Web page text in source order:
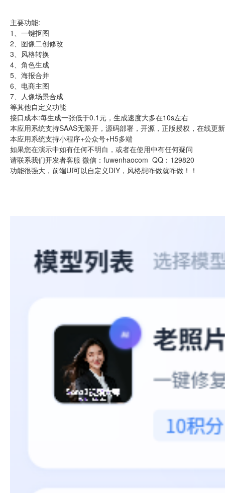
主要功能:
1、一键抠图
2、图像二创修改
3、风格转换
4、角色生成
5、海报合并
6、电商主图
7、人像场景合成
等其他自定义功能
接口成本:每生成一张低于0.1元，生成速度大多在10s左右
本应用系统支持SAAS无限开，源码部署，开源，正版授权，在线更
本应用系统支持小程序+公众号+H5多端
如果您在演示中如有任何不明白，或者在使用中有任何疑问
请联系我们开发者客服 微信：fuwenhaocom QQ：129820
功能很强大，前端UI可以自定义DIY，风格想咋做就咋做！！